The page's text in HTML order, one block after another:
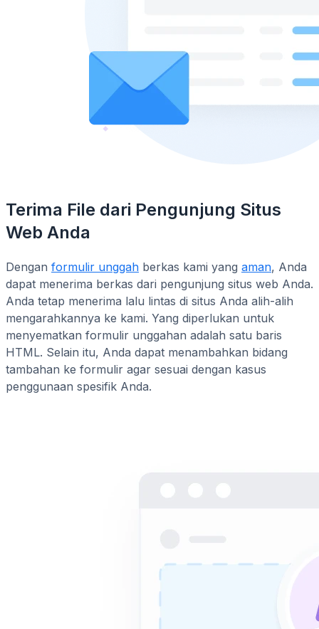
Terima File dari Pengunjung Situs
Web Anda
Dengan formulir unggah berkas kami yang aman, Anda
dapat menerima berkas dari pengunjung situs web Anda.
Anda tetap menerima lalu lintas di situs Anda alih-alih
mengarahkannya ke kami. Yang diperlukan untuk
menyematkan formulir unggahan adalah satu baris
HTML. Selain itu, Anda dapat menambahkan bidang
tambahan ke formulir agar sesuai dengan kasus
penggunaan spesifik Anda.